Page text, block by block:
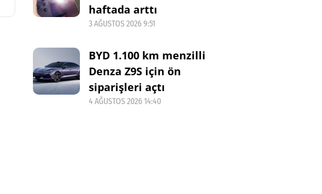
haftada arttı
3 AĞUSTOS 2026 9:51
BYD 1.100 km menzilli
Denza Z9S için ön
siparişleri açtı
4 AĞUSTOS 2026 14:40